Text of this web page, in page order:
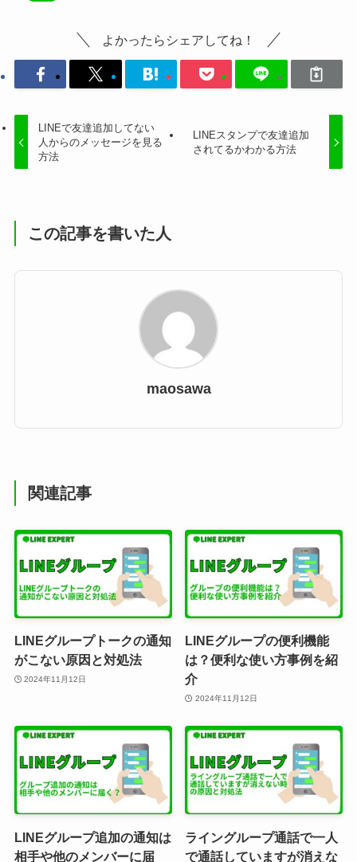
よかったらシェアしてね！
LINEで友達追加してない
人からのメッセージを見る
方法
LINEスタンプで友達追加
されてるかわかる方法
この記事を書いた人
maosawa
関連記事
LINEグループトークの通知
がこない原因と対処法
2024年11月12日
LINEグループの便利機能
は？便利な使い方事例を紹
介
2024年11月12日
LINEグループ追加の通知は
相手や他のメンバーに届
ライングループ通話で一人
で通話していますが消えな